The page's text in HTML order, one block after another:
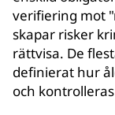
verifiering mot
skapar risker
rättvisa. De
definierat hur
och